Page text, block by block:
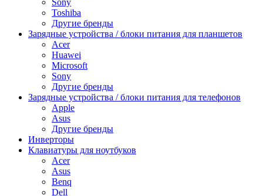
Toshiba
Другие бренды
Зарядные устройства / блоки питания для планшетов
Acer
Huawei
Microsoft
Sony
Другие бренды
Зарядные устройства / блоки питания для телефонов
Apple
Asus
Другие бренды
Инверторы
Клавиатуры для ноутбуков
Acer
Asus
Benq
Dell